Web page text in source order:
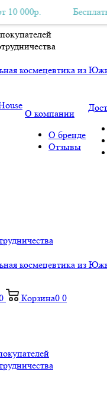
заказе от 10 000р.
Бесплатная
О компании
О бренде
Отзывы
Корзина0 0